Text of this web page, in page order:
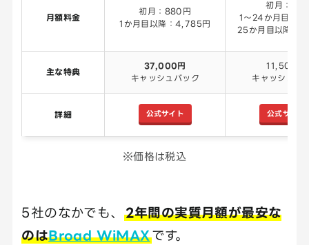
月額料金
初月：880円
1か月目以降：4,785円
初月：0円
1～24か月目：
25か月目以降：
主な特典
37,000円
キャッシュバック
11,500円
キャッシュバ
詳細 公式サイト 公式サイト
※価格は税込
5社のなかでも、 2年間の実質月額が最安な
のはBroad WiMAXです。